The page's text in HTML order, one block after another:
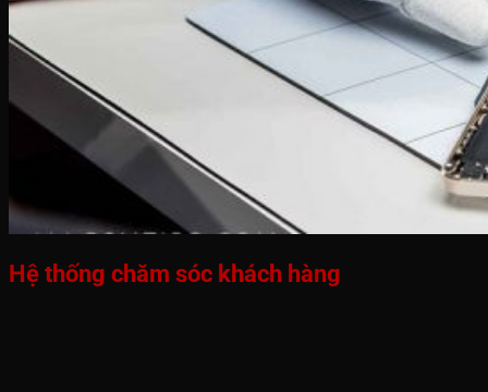
Hệ thống chăm sóc khách hàng